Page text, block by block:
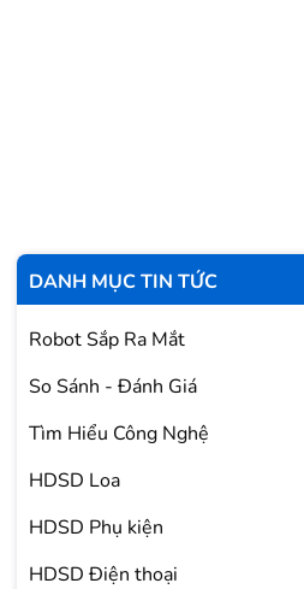
DANH MỤC TIN TỨC
Robot Sắp Ra Mắt
So Sánh - Đánh Giá
Tìm Hiểu Công Nghệ
HDSD Loa
HDSD Phụ kiện
HDSD Điện thoại